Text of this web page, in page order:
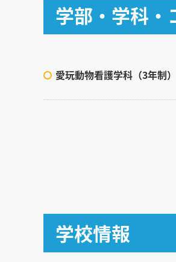
学部・学科・
愛玩動物看護学科（3年制）
学校情報